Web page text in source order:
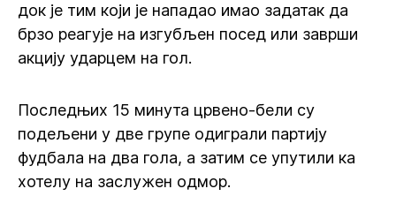
док је тим који је нападао имао задатак да
брзо реагује на изгубљен посед или заврши
акцију ударцем на гол.
Последњих 15 минута црвено-бели су
подељени у две групе одиграли партију
фудбала на два гола, а затим се упутили ка
хотелу на заслужен одмор.